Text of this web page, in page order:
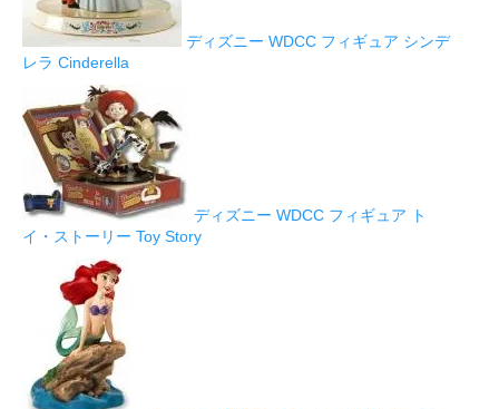
ディズニー WDCC フィギュア シンデ
レラ Cinderella
ディズニー WDCC フィギュア ト
イ・ストーリー Toy Story